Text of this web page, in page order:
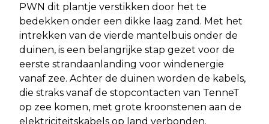
PWN dit plantje verstikken door het te
bedekken onder een dikke laag zand. Met het
intrekken van de vierde mantelbuis onder de
duinen, is een belangrijke stap gezet voor de
eerste strandaanlanding voor windenergie
vanaf zee. Achter de duinen worden de kabels,
die straks vanaf de stopcontacten van TenneT
op zee komen, met grote kroonstenen aan de
elektriciteitskabels op land verbonden.